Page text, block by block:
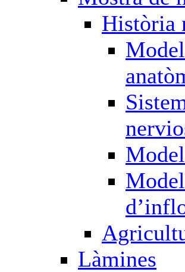
Història
Làmines